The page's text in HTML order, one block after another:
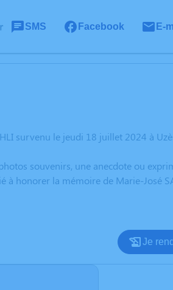
SMS Facebook E-
survenu le jeudi 18 juillet 2024 à
souvenirs, une anecdote ou
à honorer la mémoire de Marie-José
Je